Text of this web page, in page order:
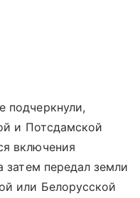
подчеркнули,
и Потсдамской
включения
затем передал земли
или Белорусской